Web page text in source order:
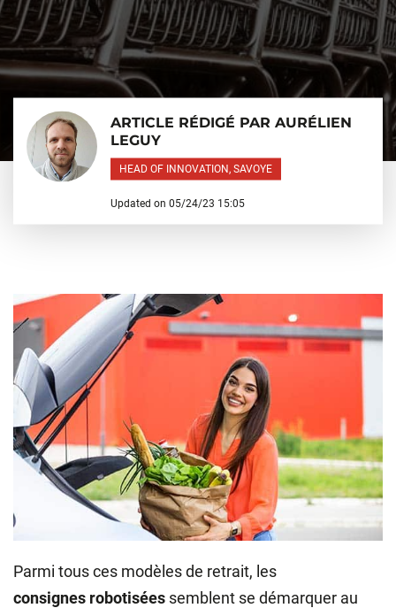
ARTICLE RÉDIGÉ PAR AURÉLIEN
LEGUY
HEAD OF INNOVATION, SAVOYE
Updated on 05/24/23 15:05
Parmi tous ces modèles de retrait, les
consignes robotisées semblent se démarquer au